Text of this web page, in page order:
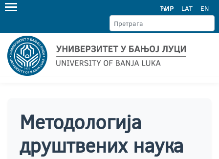
ЋИР LAT EN
Методологија
друштвених наука